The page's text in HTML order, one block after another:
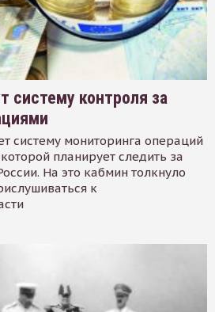
систему контроля за
систему мониторинга операций
планирует следить за
На это кабмин толкнуло
к